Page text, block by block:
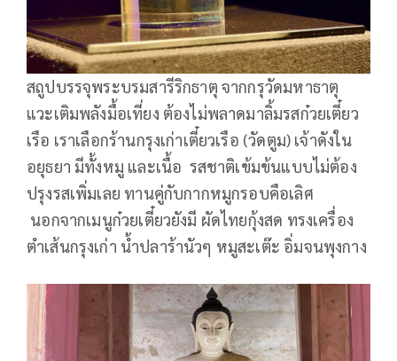
สถูปบรรจุพระบรมสารีริกธาตุ จากกรุวัดมหาธาตุ
แวะเติมพลังมื้อเที่ยง ต้องไม่พลาดมาลิ้มรสก๋วยเตี๋ยว
เรือ เราเลือกร้านกรุงเก่าเตี๋ยวเรือ (วัดตูม) เจ้าดังใน
อยุธยา มีทั้งหมู และเนื้อ รสชาติเข้มข้นแบบไม่ต้อง
ปรุงรสเพิ่มเลย ทานคู่กับกากหมูกรอบคือเลิศ
นอกจากเมนูก๋วยเตี๋ยวยังมี ผัดไทยกุ้งสด ทรงเครื่อง
ตำเส้นกรุงเก่า น้ำปลาร้านัวๆ หมูสะเต๊ะ อิ่มจนพุงกาง